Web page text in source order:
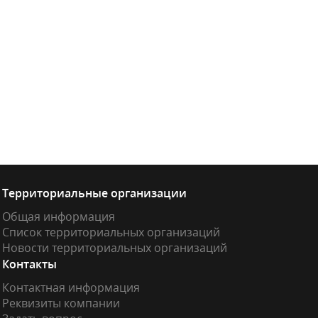
Территориальные организации
Общая информация
Список территориальных организаций
Новости территориальных организаций
Контакты
Контактная информация
Реквизиты компании